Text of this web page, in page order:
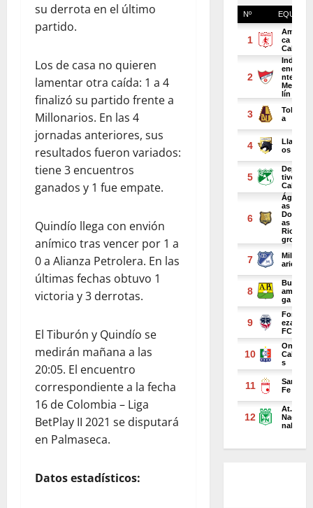
su derrota en el último
partido.
Los de casa no quieren
lamentar otra caída: 1 a 4
finalizó su partido frente a
Millonarios. En las 4
jornadas anteriores, sus
resultados fueron variados:
tiene 3 encuentros
ganados y 1 fue empate.
Quindío llega con envión
anímico tras vencer por 1 a
0 a Alianza Petrolera. En las
últimas fechas obtuvo 1
victoria y 3 derrotas.
El Tiburón y Quindío se
medirán mañana a las
20:05. El encuentro
correspondiente a la fecha
16 de Colombia – Liga
BetPlay II 2021 se disputará
en Palmaseca.
Datos estadísticos: